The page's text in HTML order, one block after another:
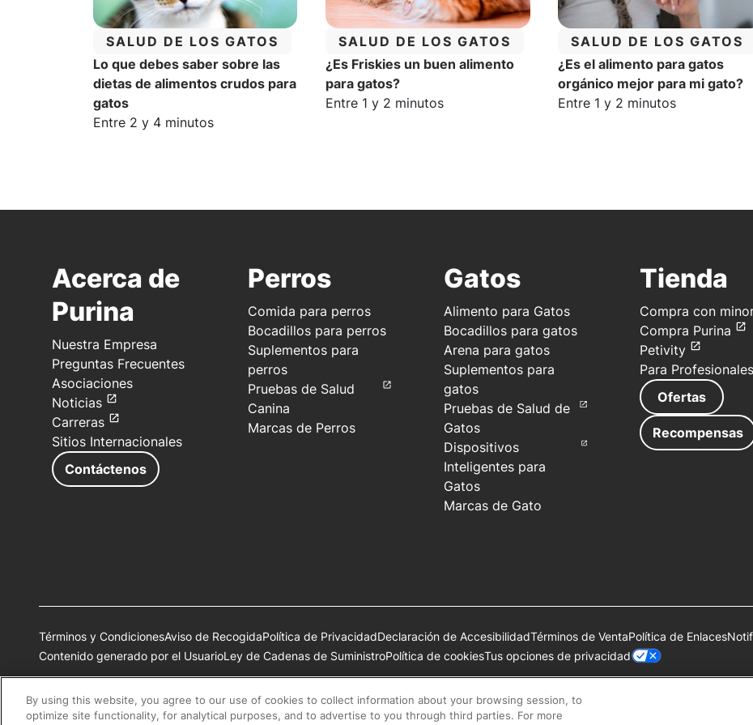
CATEGORÍA:
SALUD DE LOS GATOS
Lo que debes saber sobre las
dietas de alimentos crudos para
gatos
Tiempo estimado de lectura:
Entre 2 y 4 minutos
CATEGORÍA:
SALUD DE LOS GATOS
¿Es Friskies un buen alimento
para gatos?
Tiempo estimado de lectura:
Entre 1 y 2 minutos
CATEGORÍA:
SALUD DE LOS GATOS
¿Es el alimento para gatos
orgánico mejor para mi gato?
Tiempo estimado de lectura:
Entre 1 y 2 minutos
Acerca de
Purina
Nuestra Empresa
Preguntas Frecuentes
Asociaciones
Noticias
Carreras
Sitios Internacionales
Contáctenos
Perros
Comida para perros
Bocadillos para perros
Suplementos para
perros
Pruebas de Salud
Canina
Marcas de Perros
Gatos
Alimento para Gatos
Bocadillos para gatos
Arena para gatos
Suplementos para
gatos
Pruebas de Salud de
Gatos
Dispositivos
Inteligentes para
Gatos
Marcas de Gato
Tienda
Compra con
Compra Purina
Petivity
Para Profesionales
Ofertas
Recompensas
Términos y CondicionesAviso de RecogidaPolítica de PrivacidadDeclaración de AccesibilidadTérminos de VentaPolítica de Enlaces
Contenido generado por el UsuarioLey de Cadenas de SuministroPolítica de cookiesTus opciones de privacidad
Todas las marcas comerciales de Nestlé Purina son propiedad de Société des Produits Nestlé S.A., Vevey, Suiza o se utilizan con
By using this website, you agree to our use of cookies to collect information about your browsing session, to
optimize site functionality, for analytical purposes, and to advertise to you through third parties. For more